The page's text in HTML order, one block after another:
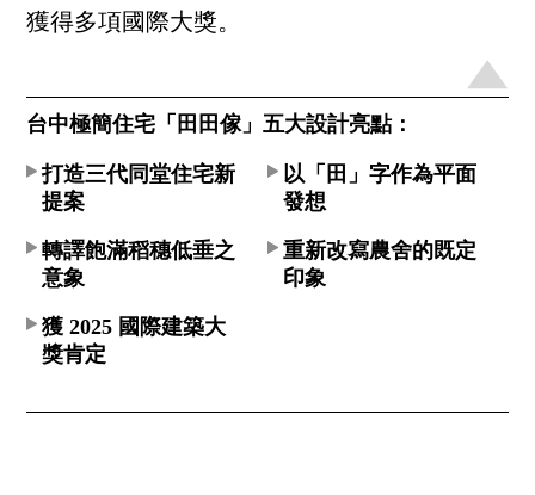
獲得多項國際大獎。
台中極簡住宅「田田傢」五大設計亮點：
打造三代同堂住宅新
提案
以「田」字作為平面
發想
轉譯飽滿稻穗低垂之
意象
重新改寫農舍的既定
印象
獲 2025 國際建築大
獎肯定